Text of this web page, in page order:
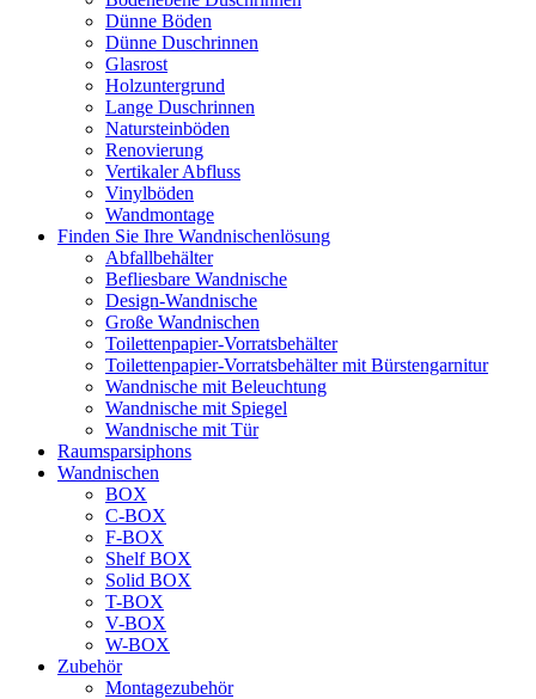
Dünne Böden
Dünne Duschrinnen
Glasrost
Holzuntergrund
Lange Duschrinnen
Natursteinböden
Renovierung
Vertikaler Abfluss
Vinylböden
Wandmontage
Finden Sie Ihre Wandnischenlösung
Abfallbehälter
Befliesbare Wandnische
Design-Wandnische
Große Wandnischen
Toilettenpapier-Vorratsbehälter
Toilettenpapier-Vorratsbehälter mit Bürstengarnitur
Wandnische mit Beleuchtung
Wandnische mit Spiegel
Wandnische mit Tür
Raumsparsiphons
Wandnischen
BOX
C-BOX
F-BOX
Shelf BOX
Solid BOX
T-BOX
V-BOX
W-BOX
Zubehör
Montagezubehör